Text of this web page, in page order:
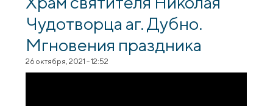
Чудотворца аг. Дубно.
Мгновения праздника
26 октября, 2021 - 12:52